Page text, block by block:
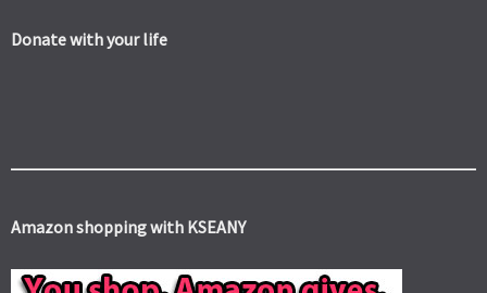
Donate with your life
Amazon shopping with KSEANY